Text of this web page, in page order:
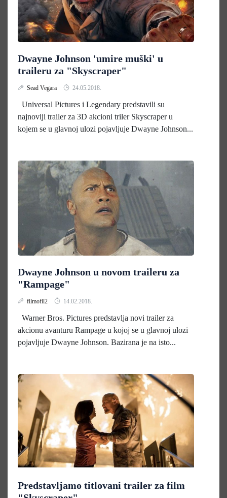
Dwayne Johnson 'umire muški' u
traileru za "Skyscraper"
Sead Vegara 24.05.2018.
Universal Pictures i Legendary predstavili su
najnoviji trailer za 3D akcioni triler Skyscraper u
kojem se u glavnoj ulozi pojavljuje Dwayne Johnson...
Dwayne Johnson u novom traileru za
"Rampage"
filmofil2 14.02.2018.
Warner Bros. Pictures predstavlja novi trailer za
akcionu avanturu Rampage u kojoj se u glavnoj ulozi
pojavljuje Dwayne Johnson. Bazirana je na isto...
Predstavljamo titlovani trailer za film